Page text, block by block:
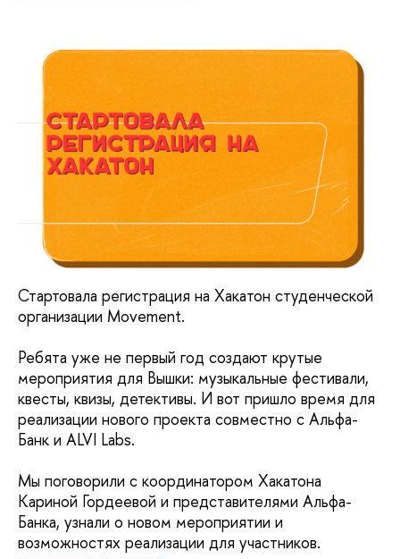
Стартовала регистрация на Хакатон студенческой
организации Movement.
Ребята уже не первый год создают крутые
мероприятия для Вышки: музыкальные фестивали,
квесты, квизы, детективы. И вот пришло время для
реализации нового проекта совместно с Альфа-
Банк и ALVI Labs.
Мы поговорили с координатором Хакатона
Кариной Гордеевой и представителями Альфа-
Банка, узнали о новом мероприятии и
возможностях реализации для участников.